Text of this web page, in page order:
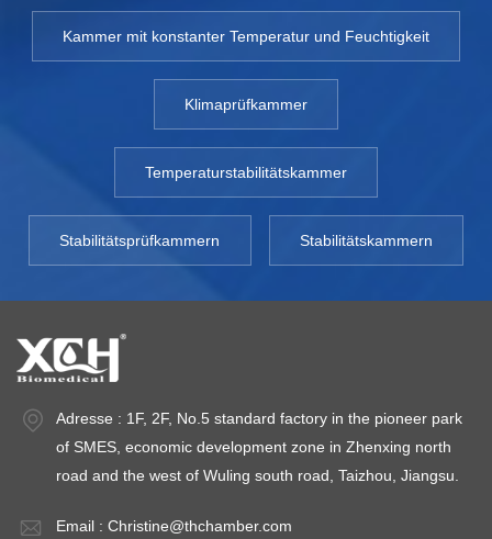
Kammer mit konstanter Temperatur und Feuchtigkeit
Klimaprüfkammer
Temperaturstabilitätskammer
Stabilitätsprüfkammern Stabilitätskammern
Adresse : 1F, 2F, No.5 standard factory in the pioneer park
of SMES, economic development zone in Zhenxing north
road and the west of Wuling south road, Taizhou, Jiangsu.
Email : Christine@thchamber.com